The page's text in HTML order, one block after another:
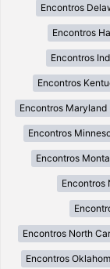
Encontros
Encontros
Encontros
Encontros
Encontros Maryland
Encontros
Encontros
Encontros
Encontros North
Encontros